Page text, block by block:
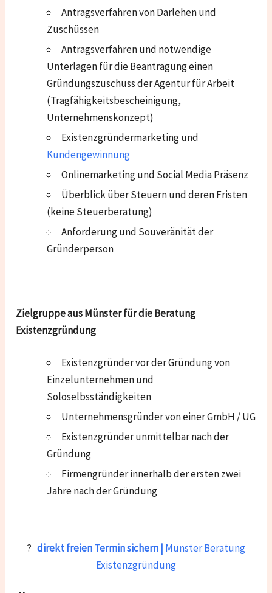
Antragsverfahren von Darlehen und
Zuschüssen
Antragsverfahren und notwendige
Unterlagen für die Beantragung einen
Gründungszuschuss der Agentur für Arbeit
(Tragfähigkeitsbescheinigung,
Unternehmenskonzept)
Existenzgründermarketing und
Kundengewinnung
Onlinemarketing und Social Media Präsenz
Überblick über Steuern und deren Fristen
(keine Steuerberatung)
Anforderung und Souveränität der
Gründerperson
Zielgruppe aus Münster für die Beratung
Existenzgründung
Existenzgründer vor der Gründung von
Einzelunternehmen und
Soloselbsständigkeiten
Unternehmensgründer von einer GmbH / UG
Existenzgründer unmittelbar nach der
Gründung
Firmengründer innerhalb der ersten zwei
Jahre nach der Gründung
? direkt freien Termin sichern | Münster Beratung
Existenzgründung